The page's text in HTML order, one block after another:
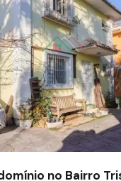
no Bairro